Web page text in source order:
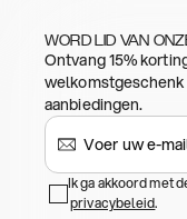
WORD LID VAN
Ontvang 15%
aanbiedingen.
Ik ga akkoord met
privacybeleid.